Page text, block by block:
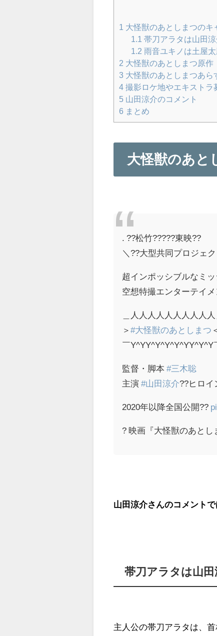
1
大怪獣のあとしまつのキ
1.1 帯刀アラタは山田涼
1.2 雨音ユキノは土屋太
2 大怪獣のあとしまつ原作
3 大怪獣のあとしまつあら
4 撮影ロケ地やエキストラ
5 山田涼介のコメント
6 まとめ
大怪獣のあと
. ??松竹?????東映??
＼??大型共同プロジェ
超インポッシブルなミ
空想特撮エンターテイ
＿人人人人人人人人人人
＞#大怪獣のあとしまつ
￣Y^YY^Y^Y^Y^YY^Y^Y
監督・脚本#三木聡
主演#山田涼介??ヒロ
2020年以降全国公開??
? 映画『大怪獣のあと
山田涼介さんのコメント
帯刀アラタは山田
主人公の帯刀アラタは、